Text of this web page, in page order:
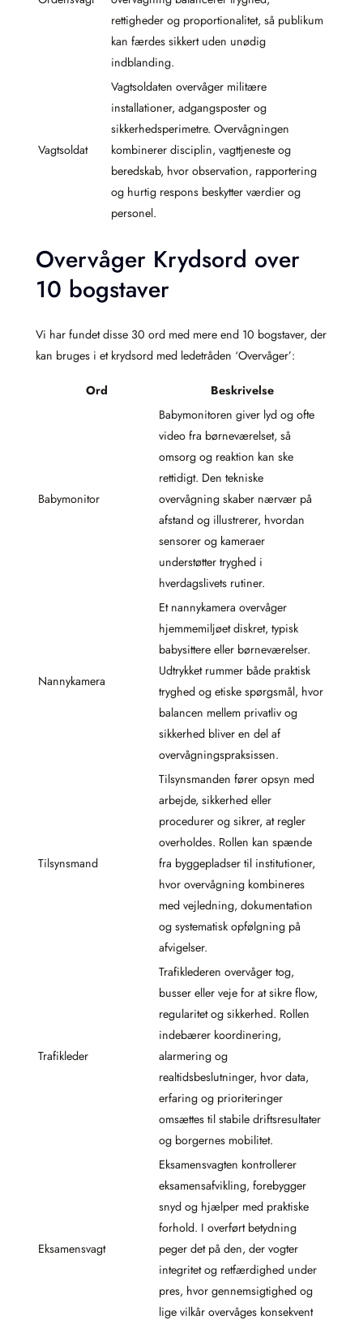
rettigheder og proportionalitet, så publikum
kan færdes sikkert uden unødig
indblanding.
Vagtsoldat
Vagtsoldaten overvåger militære
installationer, adgangsposter og
sikkerhedsperimetre. Overvågningen
kombinerer disciplin, vagttjeneste og
beredskab, hvor observation, rapportering
og hurtig respons beskytter værdier og
personel.
Overvåger Krydsord over
10 bogstaver
Vi har fundet disse 30 ord med mere end 10 bogstaver, der
kan bruges i et krydsord med ledetråden ‘Overvåger’:
Ord Beskrivelse
Babymonitor
Babymonitoren giver lyd og ofte
video fra børneværelset, så
omsorg og reaktion kan ske
rettidigt. Den tekniske
overvågning skaber nærvær på
afstand og illustrerer, hvordan
sensorer og kameraer
understøtter tryghed i
hverdagslivets rutiner.
Nannykamera
Et nannykamera overvåger
hjemmemiljøet diskret, typisk
babysittere eller børneværelser.
Udtrykket rummer både praktisk
tryghed og etiske spørgsmål, hvor
balancen mellem privatliv og
sikkerhed bliver en del af
overvågningspraksissen.
Tilsynsmand
Tilsynsmanden fører opsyn med
arbejde, sikkerhed eller
procedurer og sikrer, at regler
overholdes. Rollen kan spænde
fra byggepladser til institutioner,
hvor overvågning kombineres
med vejledning, dokumentation
og systematisk opfølgning på
afvigelser.
Trafikleder
Trafiklederen overvåger tog,
busser eller veje for at sikre flow,
regularitet og sikkerhed. Rollen
indebærer koordinering,
alarmering og
realtidsbeslutninger, hvor data,
erfaring og prioriteringer
omsættes til stabile driftsresultater
og borgernes mobilitet.
Eksamensvagt
Eksamensvagten kontrollerer
eksamensafvikling, forebygger
snyd og hjælper med praktiske
forhold. I overført betydning
peger det på den, der vogter
integritet og retfærdighed under
pres, hvor gennemsigtighed og
lige vilkår overvåges konsekvent